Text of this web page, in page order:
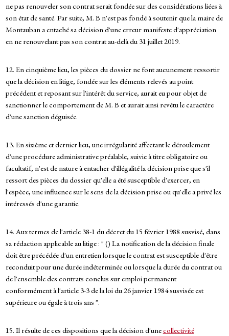
ne pas renouveler son contrat serait fondée sur des considérations liées à
son état de santé. Par suite, M. B n'est pas fondé à soutenir que la maire de
Montauban a entaché sa décision d'une erreur manifeste d'appréciation
en ne renouvelant pas son contrat au-delà du 31 juillet 2019.
12. En cinquième lieu, les pièces du dossier ne font aucunement ressortir
que la décision en litige, fondée sur les éléments relevés au point
précédent et reposant sur l'intérêt du service, aurait eu pour objet de
sanctionner le comportement de M. B et aurait ainsi revêtu le caractère
d'une sanction déguisée.
13. En sixième et dernier lieu, une irrégularité affectant le déroulement
d'une procédure administrative préalable, suivie à titre obligatoire ou
facultatif, n'est de nature à entacher d'illégalité la décision prise que s'il
ressort des pièces du dossier qu'elle a été susceptible d'exercer, en
l'espèce, une influence sur le sens de la décision prise ou qu'elle a privé les
intéressés d'une garantie.
14. Aux termes de l'article 38-1 du décret du 15 février 1988 susvisé, dans
sa rédaction applicable au litige : " () La notification de la décision finale
doit être précédée d'un entretien lorsque le contrat est susceptible d'être
reconduit pour une durée indéterminée ou lorsque la durée du contrat ou
de l'ensemble des contrats conclus sur emploi permanent
conformément à l'article 3-3 de la loi du 26 janvier 1984 susvisée est
supérieure ou égale à trois ans ".
15. Il résulte de ces dispositions que la décision d'unecollectivité